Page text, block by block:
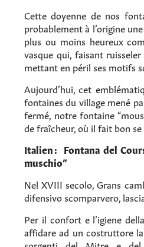
Cette doyenne de nos
probablement à l’origine
plus ou moins heureux
vasque qui, faisant
mettant en péril ses motifs
Aujourd’hui, cet
fontaines du village mené
fermé, notre fontaine
de fraîcheur, où il fait bon
Italien : Fontana del
muschio”
Nel XVIII secolo, Grans
difensivo scomparvero,
Per il confort e l’igiene
affidare ad un costruttore